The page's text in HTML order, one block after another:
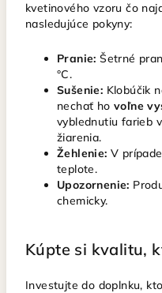
kvetinového vzoru čo
nasledujúce pokyny:
Pranie: Šetrné
°C.
Sušenie: Klobúčik
nechať hovoľne
vyblednutiu farieb
žiarenia.
Žehlenie: V
teplote.
Upozornenie:
chemicky.
Kúpte si kvalitu,
Investujte do doplnku,